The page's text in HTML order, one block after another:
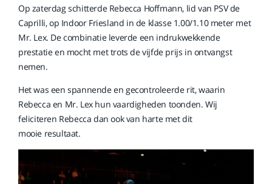
Op zaterdag schitterde Rebecca Hoffmann, lid van PSV de
Caprilli, op Indoor Friesland in de klasse 1.00/1.10 meter met
Mr. Lex. De combinatie leverde een indrukwekkende
prestatie en mocht met trots de vijfde prijs in ontvangst
nemen.
Het was een spannende en gecontroleerde rit, waarin
Rebecca en Mr. Lex hun vaardigheden toonden. Wij
feliciteren Rebecca dan ook van harte met dit
mooie resultaat.